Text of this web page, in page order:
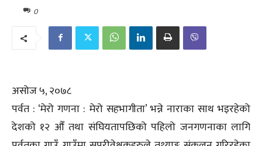
0
असोज ५, २०७८
पर्वत : ‘मेरो गणना : मेरो सहभागीता’ भन्ने नाराका साथ भइरहेको
देशको १२ औँ तथा संघियतापछिको पहिलो जनगणनाका लागि